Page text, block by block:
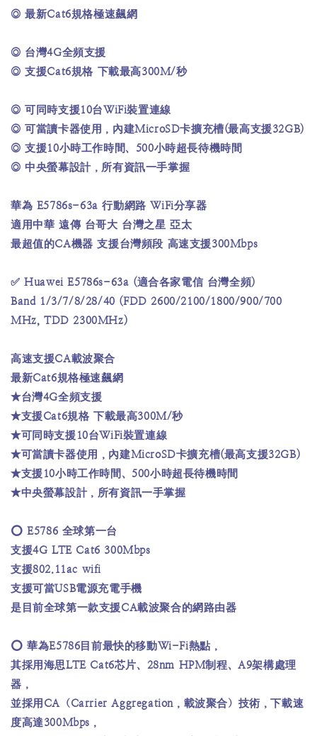
◎ 最新Cat6規格極速飆網
◎ 台灣4G全頻支援
◎ 支援Cat6規格 下載最高300M/秒
◎ 可同時支援10台WiFi裝置連線
◎ 可當讀卡器使用，內建MicroSD卡擴充槽(最高支援32GB)
◎ 支援10小時工作時間、500小時超長待機時間
◎ 中央螢幕設計，所有資訊一手掌握
華為 E5786s-63a 行動網路 WiFi分享器
適用中華 遠傳 台哥大 台灣之星 亞太
最超值的CA機器 支援台灣頻段 高速支援300Mbps
✅ Huawei E5786s-63a (適合各家電信 台灣全頻)
Band 1/3/7/8/28/40 (FDD 2600/2100/1800/900/700
MHz, TDD 2300MHz)
高速支援CA載波聚合
最新Cat6規格極速飆網
★台灣4G全頻支援
★支援Cat6規格 下載最高300M/秒
★可同時支援10台WiFi裝置連線
★可當讀卡器使用，內建MicroSD卡擴充槽(最高支援32GB)
★支援10小時工作時間、500小時超長待機時間
★中央螢幕設計，所有資訊一手掌握
⭕️ E5786 全球第一台
支援4G LTE Cat6 300Mbps
支援802.11ac wifi
支援可當USB電源充電手機
是目前全球第一款支援CA載波聚合的網路由器
⭕️ 華為E5786目前最快的移動Wi-Fi熱點，
其採用海思LTE Cat6芯片、28nm HPM制程、A9架構處理
器，
並採用CA（Carrier Aggregation，載波聚合）技術，下載速
度高達300Mbps，